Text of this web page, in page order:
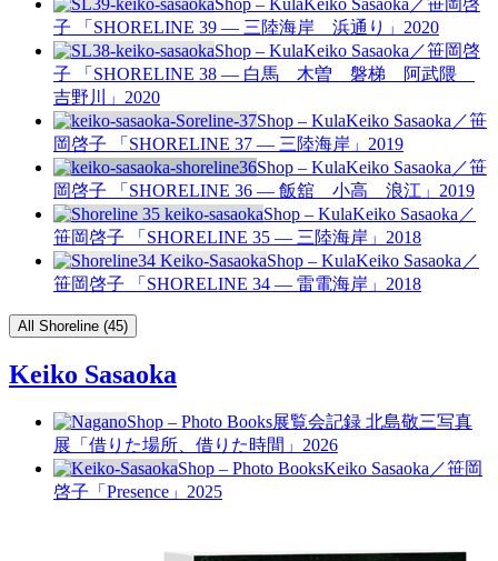
子 「SHORELINE 39 — 三陸海岸 浜通り」 2020
Shop – KulaKeiko Sasaoka／笹岡啓
子 「SHORELINE 38 — 白馬 木曽 磐梯 阿武隈
吉野川」 2020
Shop – KulaKeiko Sasaoka／笹
岡啓子 「SHORELINE 37 — 三陸海岸」 2019
Shop – KulaKeiko Sasaoka／笹
岡啓子 「SHORELINE 36 — 飯舘 小高 浪江」 2019
Shop – KulaKeiko Sasaoka／
笹岡啓子 「SHORELINE 35 — 三陸海岸」 2018
Shop – KulaKeiko Sasaoka／
笹岡啓子 「SHORELINE 34 — 雷電海岸」 2018
All Shoreline (45)
Keiko Sasaoka
Shop – Photo Books展覧会記録 北島敬三写真
展「借りた場所、借りた時間」 2026
Shop – Photo BooksKeiko Sasaoka／笹岡
啓子「Presence」 2025